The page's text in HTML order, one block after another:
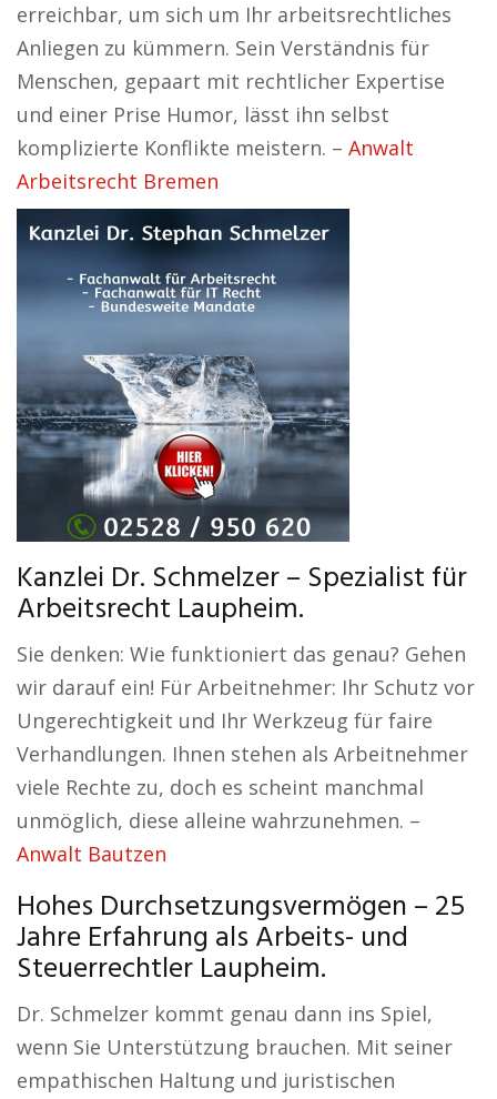
erreichbar, um sich um Ihr arbeitsrechtliches
Anliegen zu kümmern. Sein Verständnis für
Menschen, gepaart mit rechtlicher Expertise
und einer Prise Humor, lässt ihn selbst
komplizierte Konflikte meistern. – Anwalt
Arbeitsrecht Bremen
Kanzlei Dr. Schmelzer – Spezialist für
Arbeitsrecht Laupheim.
Sie denken: Wie funktioniert das genau? Gehen
wir darauf ein! Für Arbeitnehmer: Ihr Schutz vor
Ungerechtigkeit und Ihr Werkzeug für faire
Verhandlungen. Ihnen stehen als Arbeitnehmer
viele Rechte zu, doch es scheint manchmal
unmöglich, diese alleine wahrzunehmen. –
Anwalt Bautzen
Hohes Durchsetzungsvermögen – 25
Jahre Erfahrung als Arbeits- und
Steuerrechtler Laupheim.
Dr. Schmelzer kommt genau dann ins Spiel,
wenn Sie Unterstützung brauchen. Mit seiner
empathischen Haltung und juristischen